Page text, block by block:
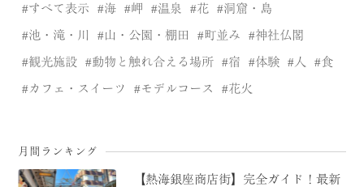
すべて表示 海 岬 温泉 花 洞窟・島
池・滝・川 山・公園・棚田 町並み 神社仏閣
観光施設 動物と触れ合える場所 宿 体験 人 食
カフェ・スイーツ モデルコース 花火
月間ランキング
【熱海銀座商店街】完全ガイド！最新